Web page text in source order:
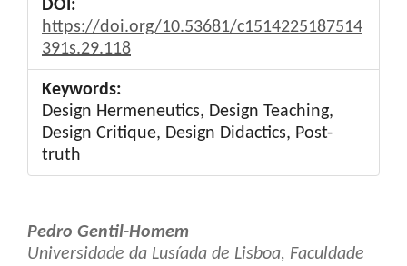
DOI:
https://doi.org/10.53681/c1514225187514
391s.29.118
Keywords:
Design Hermeneutics, Design Teaching,
Design Critique, Design Didactics, Post-
truth
Main
Pedro Gentil-Homem
Universidade da Lusíada de Lisboa, Faculdade